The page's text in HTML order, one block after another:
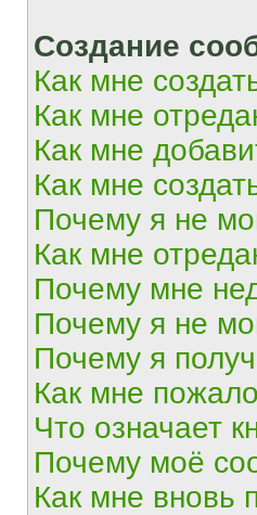
Создание
Как мне
Как мне
Как мне
Как мне
Почему я не
Как мне
Почему мне
Почему я не
Почему я
Как мне
Что означает
Почему моё
Как мне вновь